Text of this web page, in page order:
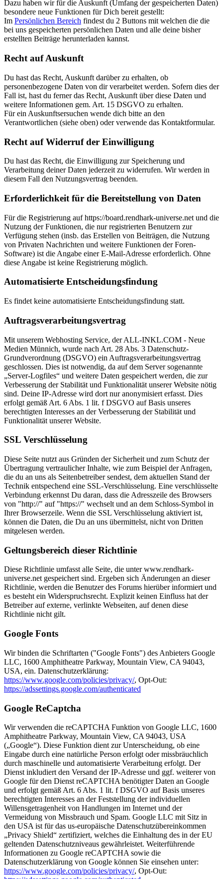
Dazu haben wir für die Auskunft (Umfang der gespeicherten Daten)
besondere neue Funktionen für Dich bereit gestellt:
Im Persönlichen Bereich findest du 2 Buttons mit welchen die die
bei uns gespeicherten persönlichen Daten und alle deine bisher
erstellten Beiträge herunterladen kannst.
Recht auf Auskunft
Du hast das Recht, Auskunft darüber zu erhalten, ob
personenbezogene Daten von dir verarbeitet werden. Sofern dies der
Fall ist, hast du ferner das Recht, Auskunft über diese Daten und
weitere Informationen gem. Art. 15 DSGVO zu erhalten.
Für ein Auskunftsersuchen wende dich bitte an den
Verantwortlichen (siehe oben) oder verwende das Kontaktformular.
Recht auf Widerruf der Einwilligung
Du hast das Recht, die Einwilligung zur Speicherung und
Verarbeitung deiner Daten jederzeit zu widerrufen. Wir werden in
diesem Fall den Nutzungsvertrag beenden.
Erforderlichkeit für die Bereitstellung von Daten
Für die Registrierung auf https://board.rendhark-universe.net und die
Nutzung der Funktionen, die nur registrierten Benutzern zur
Verfügung stehen (insb. das Erstellen von Beiträgen, die Nutzung
von Privaten Nachrichten und weitere Funktionen der Foren-
Software) ist die Angabe einer E-Mail-Adresse erforderlich. Ohne
diese Angabe ist keine Registrierung möglich.
Automatisierte Entscheidungsfindung
Es findet keine automatisierte Entscheidungsfindung statt.
Auftragsverarbeitungsvertrag
Mit unserem Webhosting Service, der ALL-INKL.COM - Neue
Medien Münnich, wurde nach Art. 28 Abs. 3 Datenschutz-
Grundverordnung (DSGVO) ein Auftragsverarbeitungsvertrag
geschlossen. Dies ist notwendig, da auf dem Server sogenannte
„Server-Logfiles“ und weitere Daten gespeichert werden, die zur
Verbesserung der Stabilität und Funktionalität unserer Website nötig
sind. Deine IP-Adresse wird dort nur anonymisiert erfasst. Dies
erfolgt gemäß Art. 6 Abs. 1 lit. f DSGVO auf Basis unseres
berechtigten Interesses an der Verbesserung der Stabilität und
Funktionalität unserer Website.
SSL Verschlüsselung
Diese Seite nutzt aus Gründen der Sicherheit und zum Schutz der
Übertragung vertraulicher Inhalte, wie zum Beispiel der Anfragen,
die du an uns als Seitenbetreiber sendest, dem aktuellen Stand der
Technik entspechend eine SSL-Verschlüsselung. Eine verschlüsselte
Verbindung erkennst Du daran, dass die Adresszeile des Browsers
von "http://" auf "https://" wechselt und an dem Schloss-Symbol in
Ihrer Browserzeile. Wenn die SSL Verschlüsselung aktiviert ist,
können die Daten, die Du an uns übermittelst, nicht von Dritten
mitgelesen werden.
Geltungsbereich dieser Richtlinie
Diese Richtlinie umfasst alle Seite, die unter www.rendhark-
universe.net gespeichert sind. Ergeben sich Änderungen an dieser
Richtlinie, werden die Benutzer des Forums hierüber informiert und
es besteht ein Widerspruchsrecht. Explizit keinen Einfluss hat der
Betreiber auf externe, verlinkte Webseiten, auf denen diese
Richtlinie nicht gilt.
Google Fonts
Wir binden die Schriftarten ("Google Fonts") des Anbieters Google
LLC, 1600 Amphitheatre Parkway, Mountain View, CA 94043,
USA, ein. Datenschutzerklärung:
https://www.google.com/policies/privacy/, Opt-Out:
https://adssettings.google.com/authenticated
Google ReCaptcha
Wir verwenden die reCAPTCHA Funktion von Google LLC, 1600
Amphitheatre Parkway, Mountain View, CA 94043, USA
(„Google“). Diese Funktion dient zur Unterscheidung, ob eine
Eingabe durch eine natürliche Person erfolgt oder missbräuchlich
durch maschinelle und automatisierte Verarbeitung erfolgt. Der
Dienst inkludiert den Versand der IP-Adresse und ggf. weiterer von
Google für den Dienst reCAPTCHA benötigter Daten an Google
und erfolgt gemäß Art. 6 Abs. 1 lit. f DSGVO auf Basis unseres
berechtigten Interesses an der Feststellung der individuellen
Willensgetragenheit von Handlungen im Internet und der
Vermeidung von Missbrauch und Spam. Google LLC mit Sitz in
den USA ist für das us-europäische Datenschutzübereinkommen
„Privacy Shield“ zertifiziert, welches die Einhaltung des in der EU
geltenden Datenschutzniveaus gewährleistet. Weiterführende
Informationen zu Google reCAPTCHA sowie die
Datenschutzerklärung von Google können Sie einsehen unter:
https://www.google.com/policies/privacy/, Opt-Out: